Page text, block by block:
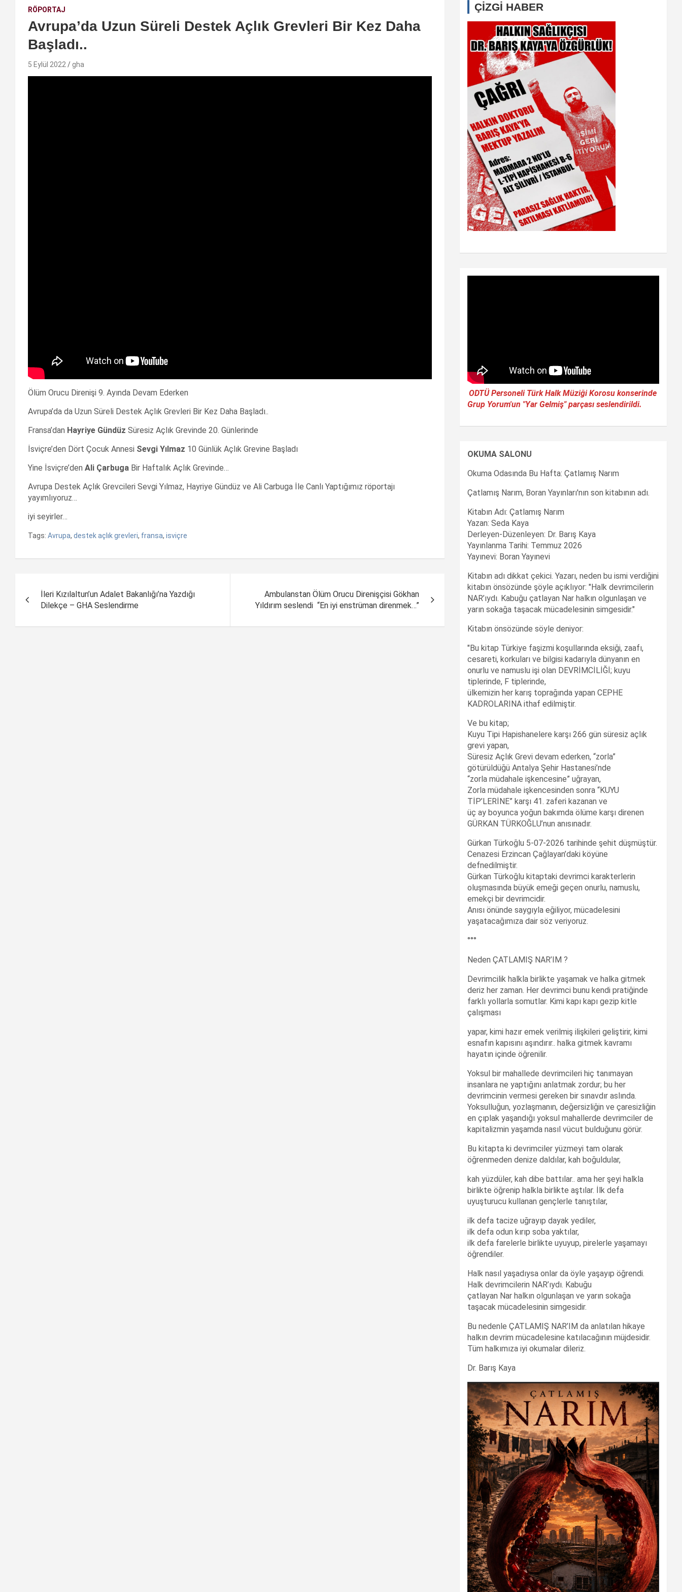
RÖPORTAJ
Avrupa’da Uzun Süreli Destek Açlık Grevleri Bir Kez Daha
Başladı..
5 Eylül 2022 gha
Ölüm Orucu Direnişi 9. Ayında Devam Ederken
Avrupa’da da Uzun Süreli Destek Açlık Grevleri Bir Kez Daha Başladı..
Fransa’dan Hayriye Gündüz Süresiz Açlık Grevinde 20. Günlerinde
İsviçre’den Dört Çocuk Annesi Sevgi Yılmaz 10 Günlük Açlık Grevine Başladı
Yine İsviçre’den Ali Çarbuga Bir Haftalık Açlık Grevinde…
Avrupa Destek Açlık Grevcileri Sevgi Yılmaz, Hayriye Gündüz ve Ali Carbuga İle Canlı Yaptığımız röportajı
yayımlıyoruz…
iyi seyirler…
Tags: Avrupa, destek açlık grevleri, fransa, isviçre
dolaşımı
İleri Kızılaltun’un Adalet Bakanlığı’na Yazdığı
Dilekçe – GHA Seslendirme
Ambulanstan Ölüm Orucu Direnişçisi Gökhan
Yıldırım seslendi “En iyi enstrüman direnmek…”
ÇİZGİ HABER
ODTÜ Personeli Türk Halk Müziği Korosu konserinde
Grup Yorum'un "Yar Gelmiş" parçası seslendirildi.
OKUMA SALONU
Okuma Odasında Bu Hafta: Çatlamış Narım
Çatlamış Narım, Boran Yayınları'nın son kitabının adı.
Kitabın Adı: Çatlamış Narım
Yazan: Seda Kaya
Derleyen-Düzenleyen: Dr. Barış Kaya
Yayınlanma Tarihi: Temmuz 2026
Yayınevi: Boran Yayınevi
Kitabın adı dikkat çekici. Yazarı, neden bu ismi verdiğini
kitabın önsözünde şöyle açıklıyor: "Halk devrimcilerin
NAR’ıydı. Kabuğu çatlayan Nar halkın olgunlaşan ve
yarın sokağa taşacak mücadelesinin simgesidir."
Kitabın önsözünde söyle deniyor:
"Bu kitap Türkiye faşizmi koşullarında eksiği, zaafı,
cesareti, korkuları ve bilgisi kadarıyla dünyanın en
onurlu ve namuslu işi olan DEVRİMCİLİĞİ; kuyu
tiplerinde, F tiplerinde,
ülkemizin her karış toprağında yapan CEPHE
KADROLARINA ithaf edilmiştir.
Ve bu kitap;
Kuyu Tipi Hapishanelere karşı 266 gün süresiz açlık
grevi yapan,
Süresiz Açlık Grevi devam ederken, “zorla”
götürüldüğü Antalya Şehir Hastanesi’nde
“zorla müdahale işkencesine” uğrayan,
Zorla müdahale işkencesinden sonra “KUYU
TİP’LERİNE” karşı 41. zaferi kazanan ve
üç ay boyunca yoğun bakımda ölüme karşı direnen
GÜRKAN TÜRKOĞLU’nun anısınadır.
Gürkan Türkoğlu 5-07-2026 tarihinde şehit düşmüştür.
Cenazesi Erzincan Çağlayan’daki köyüne
defnedilmiştir.
Gürkan Türkoğlu kitaptaki devrimci karakterlerin
oluşmasında büyük emeği geçen onurlu, namuslu,
emekçi bir devrimcidir.
Anısı önünde saygıyla eğiliyor, mücadelesini
yaşatacağımıza dair söz veriyoruz.
°°°
Neden ÇATLAMIŞ NAR’IM ?
Devrimcilik halkla birlikte yaşamak ve halka gitmek
deriz her zaman. Her devrimci bunu kendi pratiğinde
farklı yollarla somutlar. Kimi kapı kapı gezip kitle
çalışması
yapar, kimi hazır emek verilmiş ilişkileri geliştirir, kimi
esnafın kapısını aşındırır.. halka gitmek kavramı
hayatın içinde öğrenilir.
Yoksul bir mahallede devrimcileri hiç tanımayan
insanlara ne yaptığını anlatmak zordur; bu her
devrimcinin vermesi gereken bir sınavdır aslında.
Yoksulluğun, yozlaşmanın, değersizliğin ve çaresizliğin
en çıplak yaşandığı yoksul mahallerde devrimciler de
kapitalizmin yaşamda nasıl vücut bulduğunu görür.
Bu kitapta ki devrimciler yüzmeyi tam olarak
öğrenmeden denize daldılar, kah boğuldular,
kah yüzdüler, kah dibe battılar.. ama her şeyi halkla
birlikte öğrenip halkla birlikte aştılar. İlk defa
uyuşturucu kullanan gençlerle tanıştılar,
ilk defa tacize uğrayıp dayak yediler,
ilk defa odun kırıp soba yaktılar,
ilk defa farelerle birlikte uyuyup, pirelerle yaşamayı
öğrendiler.
Halk nasıl yaşadıysa onlar da öyle yaşayıp öğrendi.
Halk devrimcilerin NAR’ıydı. Kabuğu
çatlayan Nar halkın olgunlaşan ve yarın sokağa
taşacak mücadelesinin simgesidir.
Bu nedenle ÇATLAMIŞ NAR’IM da anlatılan hikaye
halkın devrim mücadelesine katılacağının müjdesidir.
Tüm halkımıza iyi okumalar dileriz.
Dr. Barış Kaya